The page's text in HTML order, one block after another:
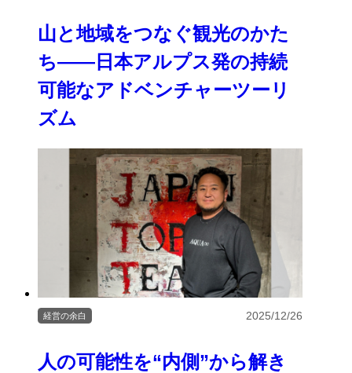
山と地域をつなぐ観光のかた
ち――日本アルプス発の持続
可能なアドベンチャーツーリ
ズム
人の可能性を“内側”から解き
経営の余白 2025/12/26